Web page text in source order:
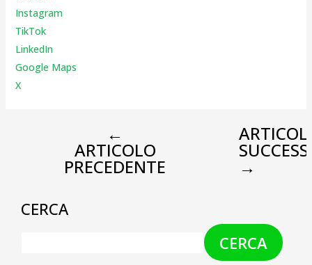
Instagram
TikTok
LinkedIn
Google Maps
X
←
ARTICOLO
PRECEDENTE →
CERCA
CERCA